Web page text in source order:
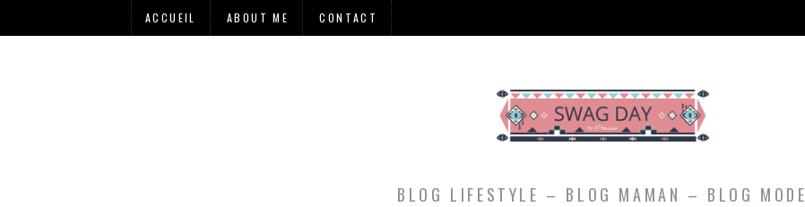
ACCUEIL ABOUT ME CONTACT
BLOG LIFESTYLE – BLOG MAMAN – BLOG MODE